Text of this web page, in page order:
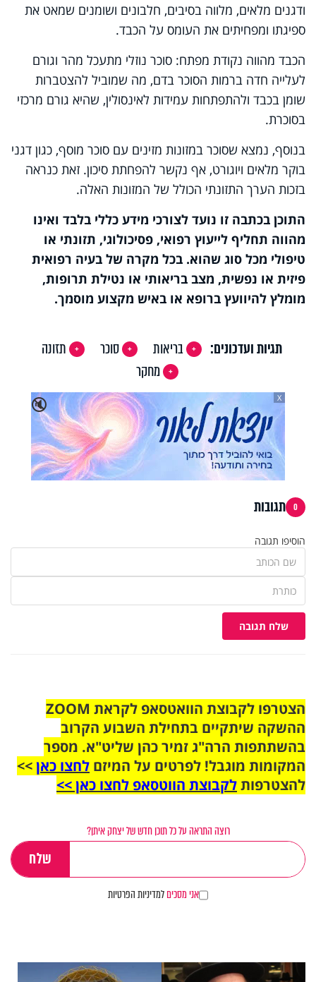
ודגנים מלאים, מלווה בסיבים, חלבונים ושומנים שמאט את
ספיגתו ומפחיתים את העומס על הכבד.
הכבד מהווה נקודת מפתח: סוכר נוזלי מתעכל מהר וגורם
לעלייה חדה ברמות הסוכר בדם, מה שמוביל להצטברות
שומן בכבד ולהתפתחות עמידות לאינסולין, שהיא גורם מרכזי
בסוכרת.
בנוסף, נמצא שסוכר במזונות מזינים עם סוכר מוסף, כגון דגני
בוקר מלאים ויוגורט, אף נקשר להפחתת סיכון. זאת כנראה
בזכות הערך התזונתי הכולל של המזונות האלה.
התוכן בכתבה זו נועד לצורכי מידע כללי בלבד ואינו
מהווה תחליף לייעוץ רפואי, פסיכולוגי, תזונתי או
טיפולי מכל סוג שהוא. בכל מקרה של בעיה רפואית
פיזית או נפשית, מצב בריאותי או נטילת תרופות,
מומלץ להיוועץ ברופא או באיש מקצוע מוסמך.
תגיות ועדכונים: בריאות סוכר
תזונה
מחקר
🔇
X
0 תגובות
הוסיפו תגובה
שלח תגובה
הצטרפו לקבוצת הוואטסאפ לקראת ZOOM
ההשקה שיתקיים בתחילת השבוע הקרוב
בהשתתפות הרה"ג זמיר כהן שליט"א. מספר
המקומות מוגבל! לפרטים על המיזם לחצו כאן>>
להצטרפותלקבוצת הווטסאפ לחצו כאן >>
רוצה התראה על כל תוכן חדש של יצחק איתן?
אני מסכיםלמדיניות הפרטיות